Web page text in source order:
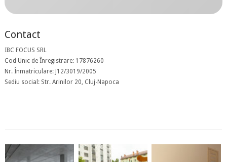
Contact
IBC FOCUS SRL
Cod Unic de Înregistrare: 17876260
Nr. Înmatriculare: J12/3019/2005
Sediu social: Str. Arinilor 20, Cluj-Napoca